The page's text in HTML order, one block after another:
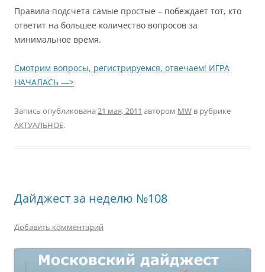
Правила подсчета самые простые – побеждает тот, кто
ответит на большее количество вопросов за
минимальное время.
Смотрим вопросы, регистрируемся, отвечаем! ИГРА
НАЧАЛАСЬ —>
Запись опубликована 21 мая, 2011 автором MW в рубрике
АКТУАЛЬНОЕ.
Дайджест за неделю №108
Добавить комментарий